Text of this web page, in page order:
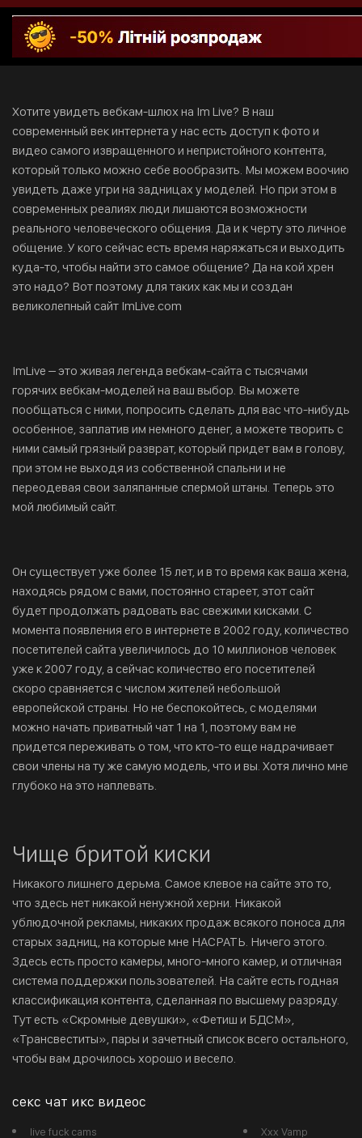
Хотите увидеть вебкам-шлюх на Im Live? В наш
современный век интернета у нас есть доступ к фото и
видео самого извращенного и непристойного контента,
который только можно себе вообразить. Мы можем воочию
увидеть даже угри на задницах у моделей. Но при этом в
современных реалиях люди лишаются возможности
реального человеческого общения. Да и к черту это личное
общение. У кого сейчас есть время наряжаться и выходить
куда-то, чтобы найти это самое общение? Да на кой хрен
это надо? Вот поэтому для таких как мы и создан
великолепный сайт ImLive.com
ImLive – это живая легенда вебкам-сайта с тысячами
горячих вебкам-моделей на ваш выбор. Вы можете
пообщаться с ними, попросить сделать для вас что-нибудь
особенное, заплатив им немного денег, а можете творить с
ними самый грязный разврат, который придет вам в голову,
при этом не выходя из собственной спальни и не
переодевая свои заляпанные спермой штаны. Теперь это
мой любимый сайт.
Он существует уже более 15 лет, и в то время как ваша жена,
находясь рядом с вами, постоянно стареет, этот сайт
будет продолжать радовать вас свежими кисками. С
момента появления его в интернете в 2002 году, количество
посетителей сайта увеличилось до 10 миллионов человек
уже к 2007 году, а сейчас количество его посетителей
скоро сравняется с числом жителей небольшой
европейской страны. Но не беспокойтесь, с моделями
можно начать приватный чат 1 на 1, поэтому вам не
придется переживать о том, что кто-то еще надрачивает
свои члены на ту же самую модель, что и вы. Хотя лично мне
глубоко на это наплевать.
Чище бритой киски
Никакого лишнего дерьма. Самое клевое на сайте это то,
что здесь нет никакой ненужной херни. Никакой
ублюдочной рекламы, никаких продаж всякого поноса для
старых задниц, на которые мне НАСРАТЬ. Ничего этого.
Здесь есть просто камеры, много-много камер, и отличная
система поддержки пользователей. На сайте есть годная
классификация контента, сделанная по высшему разряду.
Тут есть «Скромные девушки», «Фетиш и БДСМ»,
«Трансвеститы», пары и зачетный список всего остального,
чтобы вам дрочилось хорошо и весело.
секс чат икс видеос
live fuck cams Xxx Vamp